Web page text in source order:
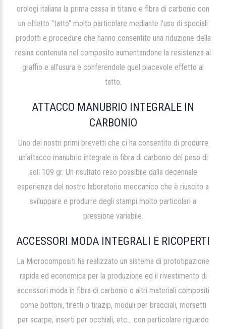
orologi italiana la prima cassa in titanio e fibra di carbonio con
un effetto "tatto" molto particolare mediante l'uso di speciali
prodotti e procedure che hanno consentito una riduzione della
resina contenuta nel composito aumentandone la resistenza al
graffio e all'usura e conferendole quel piacevole effetto al
tatto.
ATTACCO MANUBRIO INTEGRALE IN
CARBONIO
Uno dei nostri primi brevetti che ci ha consentito di produrre
un'attacco manubrio integrale in fibra di carbonio del peso di
soli 109 gr. Un risultato reso possibile dalla decennale
esperienza del nostro laboratorio meccanico che è riuscito a
sviluppare e produrre degli stampi molto particolari a
pressione variabile.
ACCESSORI MODA INTEGRALI E RICOPERTI
La Microcompositi ha realizzato un sistema di prototipazione
rapida ed economica per la produzione ed il rivestimento di
accessori moda in fibra di carbonio o altri materiali compositi
come bottoni, tiretti o tirazip, moduli per bracciali, morsetti
per scarpe, inserti per occhiali, etc... con particolare riguardo